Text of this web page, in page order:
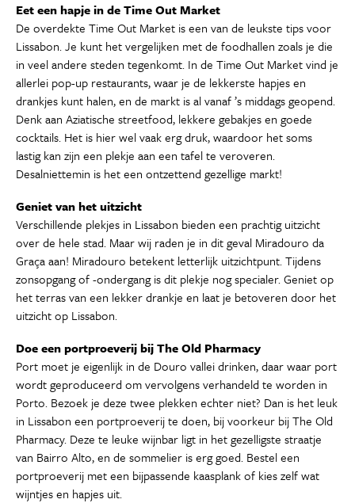
Eet een hapje in de Time Out Market
De overdekte Time Out Market is een van de leukste tips voor
Lissabon. Je kunt het vergelijken met de foodhallen zoals je die
in veel andere steden tegenkomt. In de Time Out Market vind je
allerlei pop-up restaurants, waar je de lekkerste hapjes en
drankjes kunt halen, en de markt is al vanaf ’s middags geopend.
Denk aan Aziatische streetfood, lekkere gebakjes en goede
cocktails. Het is hier wel vaak erg druk, waardoor het soms
lastig kan zijn een plekje aan een tafel te veroveren.
Desalniettemin is het een ontzettend gezellige markt!
Geniet van het uitzicht
Verschillende plekjes in Lissabon bieden een prachtig uitzicht
over de hele stad. Maar wij raden je in dit geval Miradouro da
Graça aan! Miradouro betekent letterlijk uitzichtpunt. Tijdens
zonsopgang of -ondergang is dit plekje nog specialer. Geniet op
het terras van een lekker drankje en laat je betoveren door het
uitzicht op Lissabon.
Doe een portproeverij bij The Old Pharmacy
Port moet je eigenlijk in de Douro vallei drinken, daar waar port
wordt geproduceerd om vervolgens verhandeld te worden in
Porto. Bezoek je deze twee plekken echter niet? Dan is het leuk
in Lissabon een portproeverij te doen, bij voorkeur bij The Old
Pharmacy. Deze te leuke wijnbar ligt in het gezelligste straatje
van Bairro Alto, en de sommelier is erg goed. Bestel een
portproeverij met een bijpassende kaasplank of kies zelf wat
wijntjes en hapjes uit.